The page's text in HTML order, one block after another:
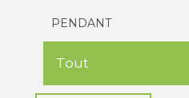
PENDANT